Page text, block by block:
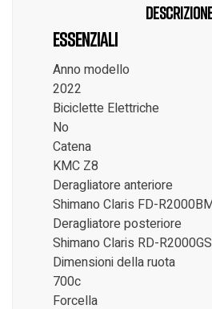
Essenziali
Anno modello
2022
Biciclette Elettriche
No
Catena
KMC Z8
Deragliatore anteriore
Shimano Claris FD-
Deragliatore posteriore
Shimano Claris RD-
Dimensioni della ruota
700c
Forcella